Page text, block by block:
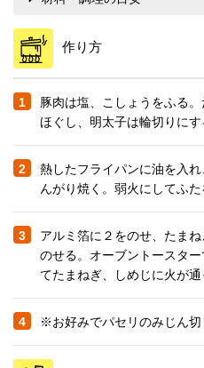
作り方
1
豚肉は塩、こしょうをふる
ほぐし、明太子は輪切りにす
2
熱したフライパンに油を入
んがり焼く。弱火にしてふ
3
アルミ箔に２をのせ、たま
のせる。オーブントースタ
てたまねぎ、しめじに火が通
4 ※お好みでパセリのみじん切